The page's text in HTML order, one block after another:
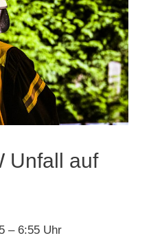
Unfall auf
– 6:55 Uhr